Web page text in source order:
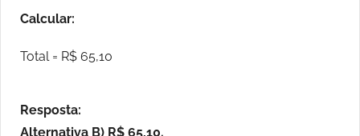
Calcular:
Total = R$ 65,10
Resposta:
Alternativa B) R$ 65,10.